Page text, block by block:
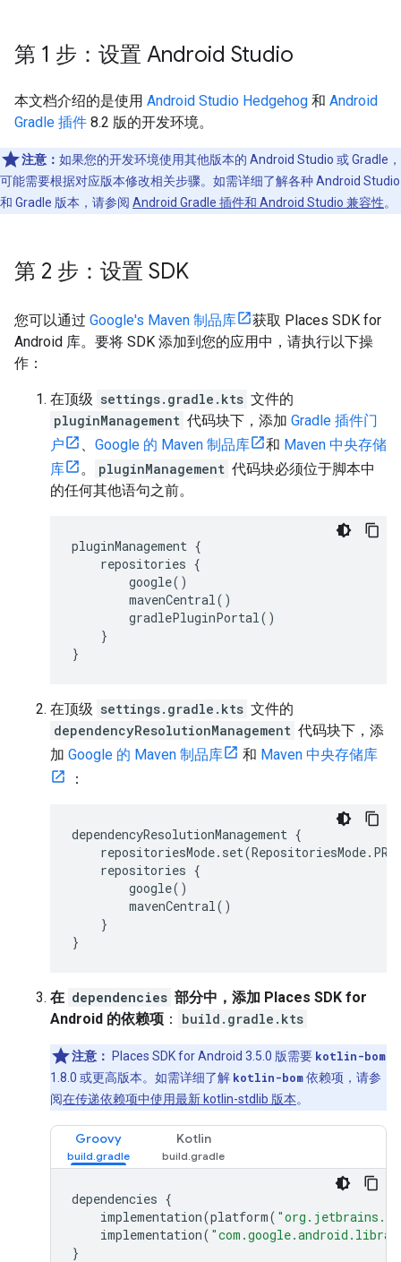
第 1 步：设置 Android Studio
本文档介绍的是使用 Android Studio Hedgehog 和 Android
Gradle 插件 8.2 版的开发环境。
注意： 如果您的开发环境使用其他版本的 Android Studio 或 Gradle，
可能需要根据对应版本修改相关步骤。如需详细了解各种 Android Studio
和 Gradle 版本，请参阅 Android Gradle 插件和 Android Studio 兼容性。
第 2 步：设置 SDK
您可以通过 Google's Maven 制品库
获取 Places SDK for
Android 库。要将 SDK 添加到您的应用中，请执行以下操
作：
在顶级 settings.gradle.kts 文件的
pluginManagement 代码块下，添加 Gradle 插件门
户
、 Google 的 Maven 制品库 和 Maven 中央存储
库
。 pluginManagement 代码块必须位于脚本中
的任何其他语句之前。
pluginManagement {
repositories {
google()
mavenCentral()
gradlePluginPortal()
}
}
在顶级 settings.gradle.kts 文件的
dependencyResolutionManagement 代码块下，添
加 Google 的 Maven 制品库 和 Maven 中央存储库
：
dependencyResolutionManagement {
repositories {
google()
mavenCentral()
}
}
在 dependencies 部分中，添加 Places SDK for
Android 的依赖项 ： build.gradle.kts
注意： Places SDK for Android 3.5.0 版需要 kotlin-bom
1.8.0 或更高版本。如需详细了解 kotlin-bom依赖项，请参
阅在传递依赖项中使用最新 kotlin-stdlib 版本。
Groovy Kotlin
dependencies {
implementation(platform(
implementation(
}